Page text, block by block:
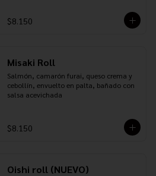
$8.150
Misaki Roll
Salmón, camarón furai, queso crema y
cebollín, envuelto en palta, bañado con
salsa acevichada
$8.150
Oishi roll (NUEVO)